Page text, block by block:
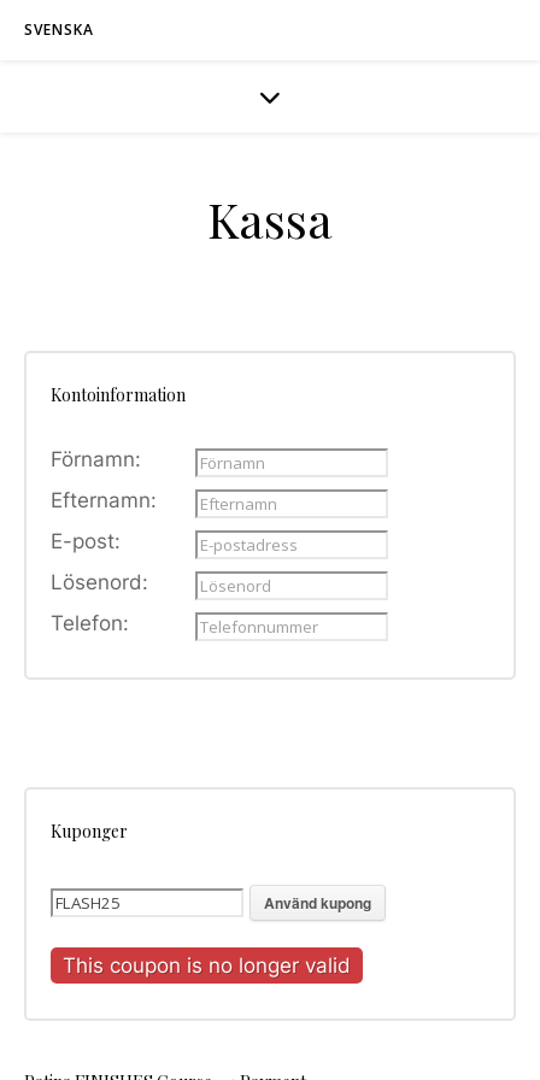
SVENSKA
Kassa
Kontoinformation
Förnamn:
Efternamn:
E-post:
Lösenord:
Telefon:
Kuponger
Använd kupong
This coupon is no longer valid